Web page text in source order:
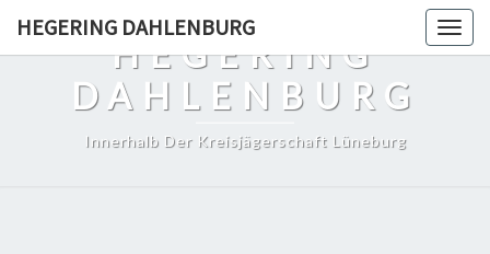
HEGERING DAHLENBURG
HEGERING
DAHLENBURG
Innerhalb Der Kreisjägerschaft Lüneburg